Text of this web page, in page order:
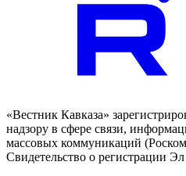
«Вестник Кавказа»
надзору в сфере связи,
массовых коммуникаций
Свидетельство о регистрации